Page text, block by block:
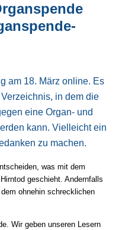
am 18. März online. Es
in dem die
eine Organ- und
kann. Vielleicht ein
zu machen.
was mit dem
geschieht. Andernfalls
ohnehin schrecklichen
Wir geben unseren Lesern